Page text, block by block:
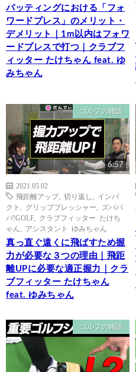
パッティングにおける「フォ
ワードプレス」のメリット・
デメリット｜1m以内はフォワ
ードプレスで打つ｜クラブフ
ィッター たけちゃん feat. ゆ
みちゃん
ゴルフの雑談
6:57
2021.05.02
飛距離アップ, 切り返し
インパ
クト
グリッププレッシャー
ズババ
バ!GOLF, クラブフィッター たけち
ゃん
アシスタント ゆみちゃん
真っ直ぐ遠くに飛ばすため握
力が必要な３つの理由｜飛距
離UPに必要な適正握力｜クラ
ブフィッター たけちゃん
feat. ゆみちゃん
ゴルフの雑談